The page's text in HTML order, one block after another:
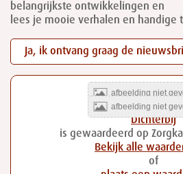
belangrijkste ontwikkelingen en
lees je mooie verhalen en handige
Ja, ik ontvang graag de
Dichterbij
is gewaardeerd op
Bekijk alle
of